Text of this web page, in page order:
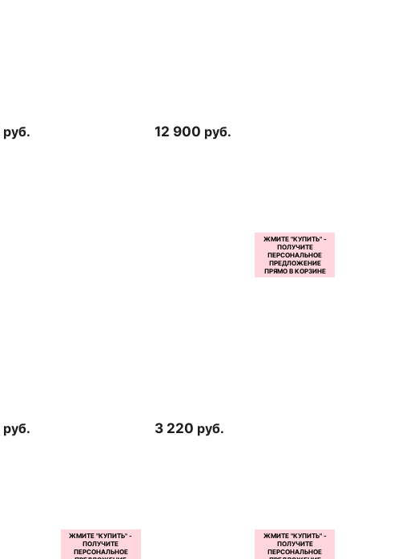
руб. 12 900 руб.
руб. 3 220 руб.